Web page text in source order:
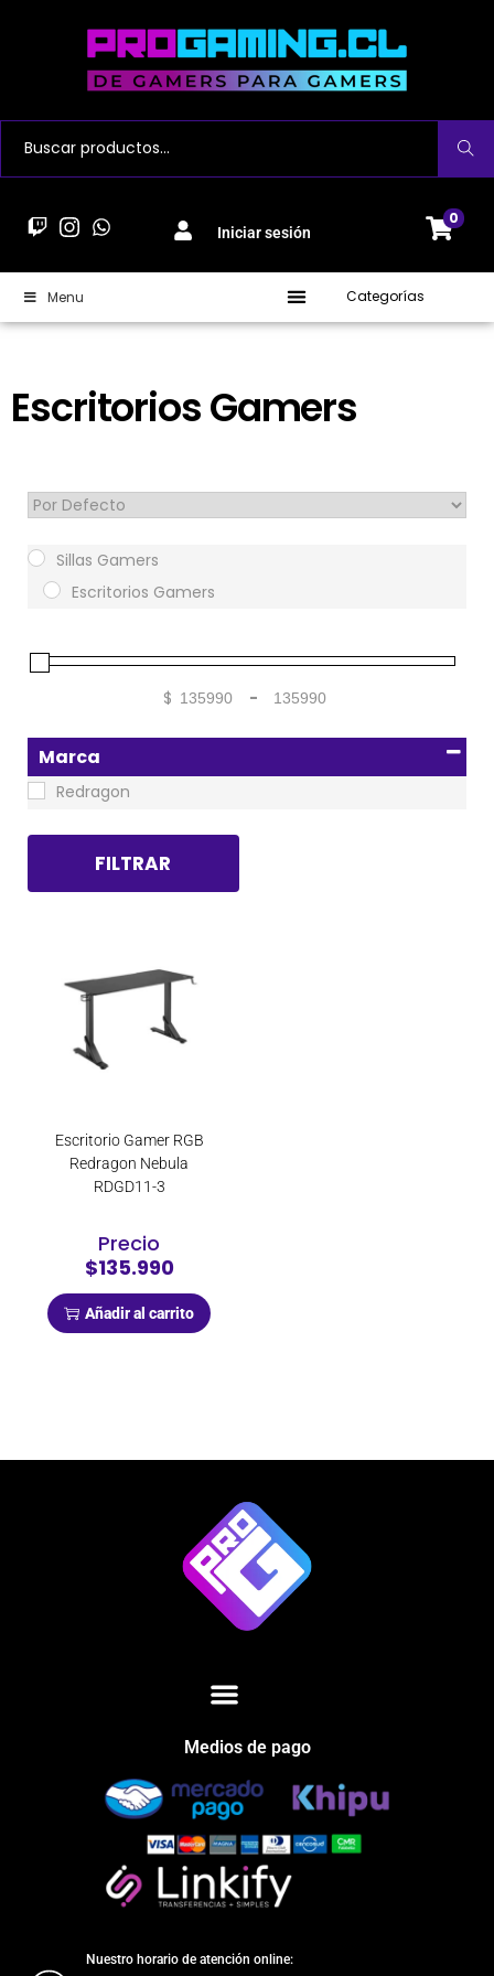
Buscar
Iniciar sesión
0
Menu Categorías
Escritorios Gamers
Sort Products
Sillas Gamers
Escritorios Gamers
$ -
Marca
Redragon
FILTRAR
Escritorio Gamer RGB
Redragon Nebula
RDGD11-3
Precio
$135.990
Añadir al carrito
Medios de pago
Nuestro horario de atención online: